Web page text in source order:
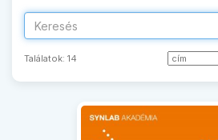
Találatok: 14